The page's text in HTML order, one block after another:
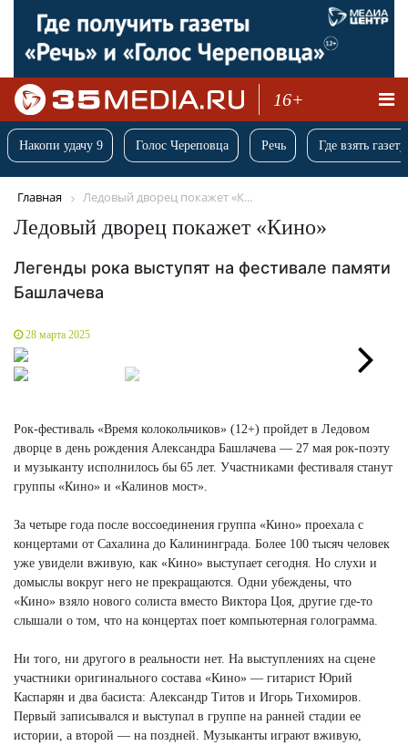
16+
Накопи удачу 9 Голос Череповца Речь Где взять
Главная Ледовый дворец покажет «К...
Ледовый дворец покажет «Кино»
Легенды рока выступят на фестивале памяти
Башлачева
28 марта 2025
Рок-фестиваль «Время колокольчиков» (12+) пройдет в Ледовом
дворце в день рождения Александра Башлачева — 27 мая рок-поэту
и музыканту исполнилось бы 65 лет. Участниками фестиваля станут
группы «Кино» и «Калинов мост».
За четыре года после воссоединения группа «Кино» проехала с
концертами от Сахалина до Калининграда. Более 100 тысяч человек
уже увидели вживую, как «Кино» выступает сегодня. Но слухи и
домыслы вокруг него не прекращаются. Одни убеждены, что
«Кино» взяло нового солиста вместо Виктора Цоя, другие где-то
слышали о том, что на концертах поет компьютерная голограмма.
Ни того, ни другого в реальности нет. На выступлениях на сцене
участники оригинального состава «Кино» — гитарист Юрий
Каспарян и два басиста: Александр Титов и Игорь Тихомиров.
Первый записывался и выступал в группе на ранней стадии ее
истории, а второй — на поздней. Музыканты играют вживую,